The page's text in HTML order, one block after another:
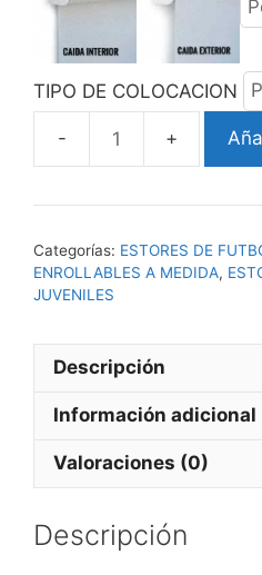
TIPO DE COLOCACION
ESTOR
Categorías: ESTORES DE
ENROLLABLES A MEDIDA,
JUVENILES
Descripción
Información adicional
Valoraciones (0)
Descripción